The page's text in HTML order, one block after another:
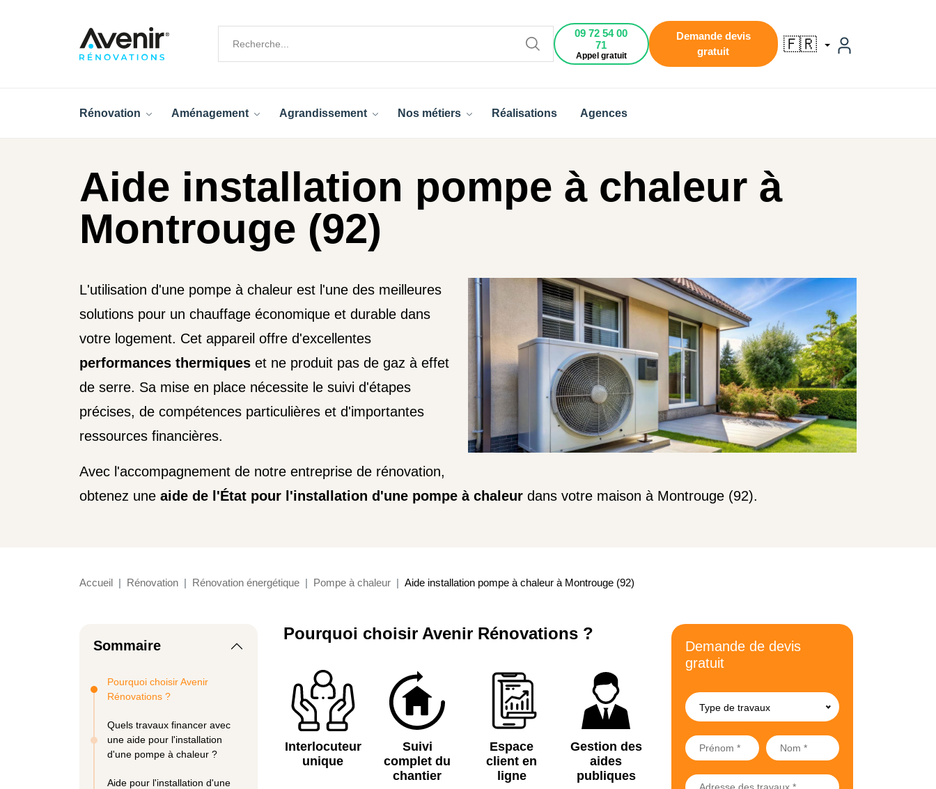
09 72 54 00
71
Appel gratuit
Demande devis
gratuit
🇫🇷
Rénovation Aménagement Agrandissement Nos métiers Réalisations Agences
Aide installation pompe à chaleur à
Montrouge (92)
L'utilisation d'une pompe à chaleur est l'une des meilleures
solutions pour un chauffage économique et durable dans
votre logement. Cet appareil offre d'excellentes
performances thermiques et ne produit pas de gaz à effet
de serre. Sa mise en place nécessite le suivi d'étapes
précises, de compétences particulières et d'importantes
ressources financières.
Avec l'accompagnement de notre entreprise de rénovation,
obtenez une aide de l'État pour l'installation d'une pompe à chaleur dans votre maison à Montrouge (92).
Accueil Rénovation Rénovation énergétique Pompe à chaleur Aide installation pompe à chaleur à Montrouge (92)
Sommaire
Pourquoi choisir Avenir
Rénovations ?
Quels travaux financer avec
une aide pour l'installation
d'une pompe à chaleur ?
Aide pour l'installation d'une
Pourquoi choisir Avenir Rénovations ?
Interlocuteur
unique
Suivi
complet du
chantier
Espace
client en
ligne
Gestion des
aides
publiques
Demande de devis
gratuit
Type de travaux